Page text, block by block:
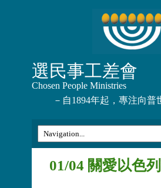
選民事工差會
Chosen People Ministries
－自1894年起，專注向
01/04 關愛以色